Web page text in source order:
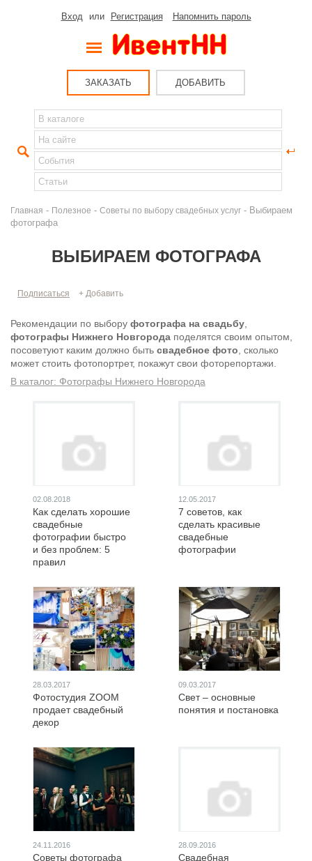
Вход или Регистрация Напомнить пароль
ЗАКАЗАТЬ ДОБАВИТЬ
Главная - Полезное - Советы по выбору свадебных услуг - Выбираем
фотографа
ВЫБИРАЕМ ФОТОГРАФА
Подписаться + Добавить
Рекомендации по выбору фотографа на свадьбу
фотографы Нижнего Новгорода поделятся своим опытом,
посоветуют каким должно быть свадебное фото , сколько
может стоить фотопортрет, покажут свои фоторепортажи.
В каталог: Фотографы Нижнего Новгорода
02.08.2018
Как сделать хорошие
свадебные
фотографии быстро
и без проблем: 5
правил
12.05.2017
7 советов, как
сделать красивые
свадебные
фотографии
28.03.2017
Фотостудия ZOOM
продает свадебный
декор
09.03.2017
Свет – основные
понятия и постановка
24.11.2016
Советы фотографа
28.09.2016
Свадебная